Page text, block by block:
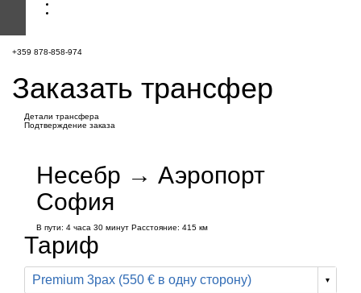
+359 878-858-974
Заказать трансфер
Детали трансфера
Подтверждение заказа
Несебр → Аэропорт
София
В пути: 4 часа 30 минут Расстояние: 415 км
Тариф
Premium 3pax (550 € в одну сторону)